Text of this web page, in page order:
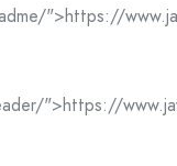
">https://
">https://